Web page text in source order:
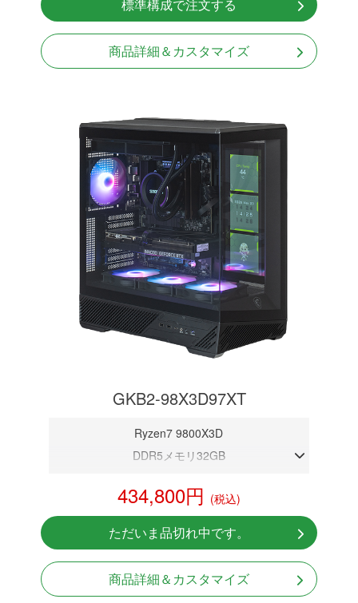
Windows11 Home 64bit
LCDスクリーン搭載
標準構成で注文する
商品詳細＆カスタマイズ
GKB2-98X3D97XT
Ryzen7 9800X3D
DDR5メモリ32GB
NVMeSSD 1TB
無線LAN Bluetooth対応
Windows11 Home 64bit
LCDスクリーン搭載
434,800円 (税込)
ただいま品切れ中です。
商品詳細＆カスタマイズ